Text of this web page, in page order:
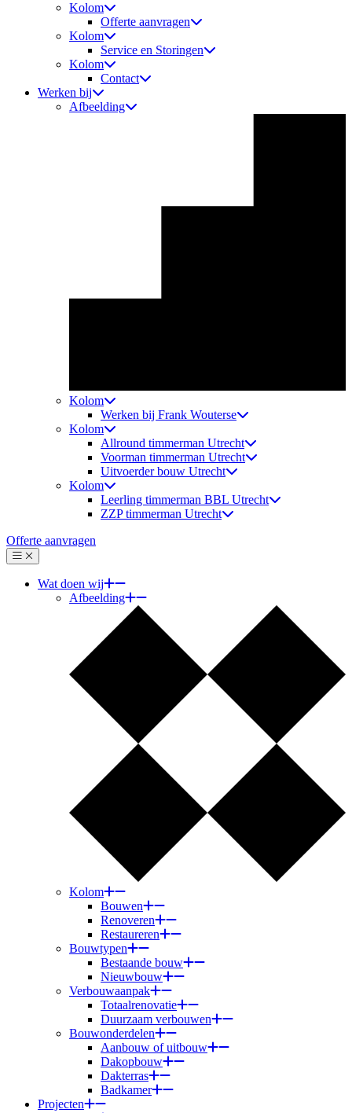
Kolom
Offerte aanvragen
Kolom
Service en Storingen
Kolom
Contact
Werken bij
Afbeelding
Kolom
Werken bij Frank Wouterse
Kolom
Allround timmerman Utrecht
Voorman timmerman Utrecht
Uitvoerder bouw Utrecht
Kolom
Leerling timmerman BBL Utrecht
ZZP timmerman Utrecht
Offerte aanvragen
Menu
Sluiten
Wat doen wij
Afbeelding
Kolom
Bouwen
Renoveren
Restaureren
Bouwtypen
Bestaande bouw
Nieuwbouw
Verbouwaanpak
Totaalrenovatie
Duurzaam verbouwen
Bouwonderdelen
Aanbouw of uitbouw
Dakopbouw
Dakterras
Badkamer
Projecten